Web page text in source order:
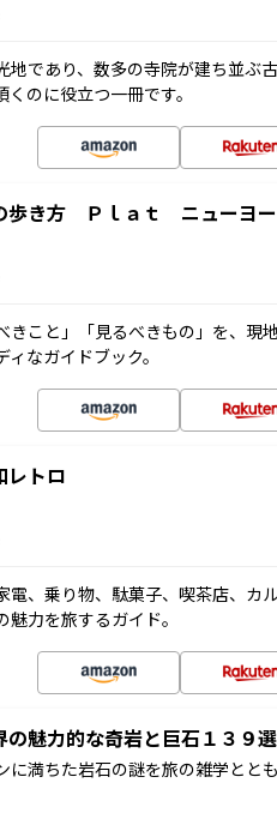
地であり、数多の寺院が建ち並ぶ
くのに役立つ一冊です。
歩き方 Ｐｌａｔ ニューヨ
きこと」「見るべきもの」を、
なガイドブック。
トロ
電、乗り物、駄菓子、喫茶店、カ
魅力を旅するガイド。
魅力的な奇岩と巨石１３９
に満ちた岩石の謎を旅の雑学とと